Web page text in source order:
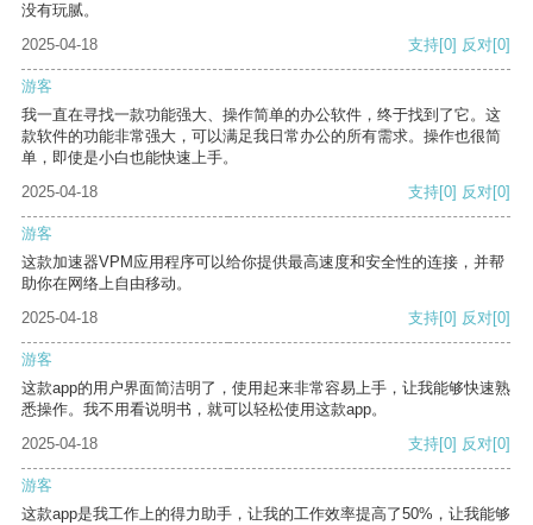
没有玩腻。
2025-04-18
支持[0] 反对[0]
游客
我一直在寻找一款功能强大、操作简单的办公软件，终于找到了它。这
款软件的功能非常强大，可以满足我日常办公的所有需求。操作也很简
单，即使是小白也能快速上手。
2025-04-18
支持[0] 反对[0]
游客
这款加速器VPM应用程序可以给你提供最高速度和安全性的连接，并帮
助你在网络上自由移动。
2025-04-18
支持[0] 反对[0]
游客
这款app的用户界面简洁明了，使用起来非常容易上手，让我能够快速熟
悉操作。我不用看说明书，就可以轻松使用这款app。
2025-04-18
支持[0] 反对[0]
游客
这款app是我工作上的得力助手，让我的工作效率提高了50%，让我能够